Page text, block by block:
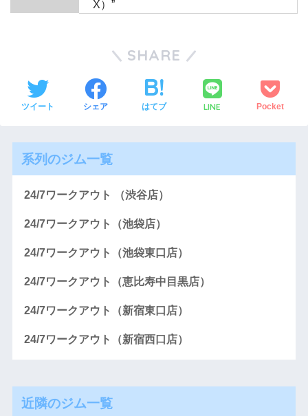
X）”
SHARE
ツイート シェア はてブ LINE Pocket
系列のジム一覧
24/7ワークアウト （渋谷店）
24/7ワークアウト（池袋店）
24/7ワークアウト（池袋東口店）
24/7ワークアウト（恵比寿中目黒店）
24/7ワークアウト（新宿東口店）
24/7ワークアウト（新宿西口店）
近隣のジム一覧